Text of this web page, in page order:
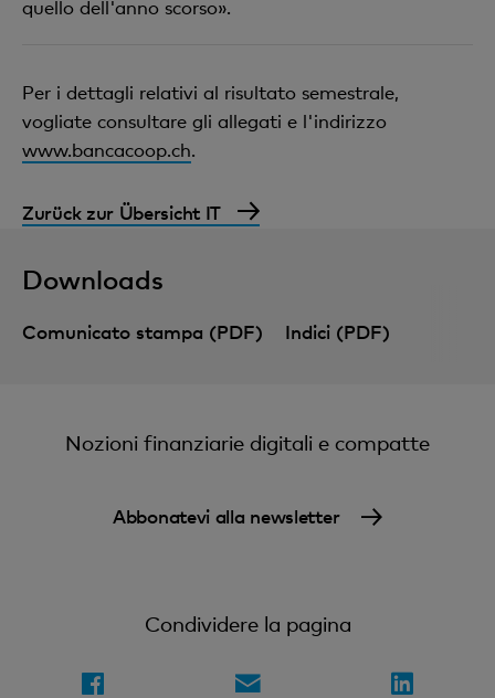
quello dell'anno scorso».
Per i dettagli relativi al risultato semestrale,
vogliate consultare gli allegati e l'indirizzo
www.bancacoop.ch.
Zurück zur Übersicht IT
Downloads
Comunicato stampa (PDF) Indici (PDF)
Nozioni finanziarie digitali e compatte
Abbonatevi alla newsletter
Condividere la pagina